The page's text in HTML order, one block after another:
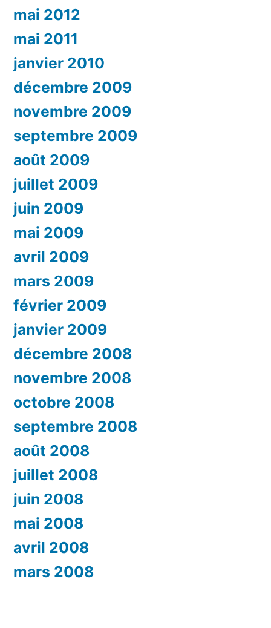
mai 2012
mai 2011
janvier 2010
décembre 2009
novembre 2009
septembre 2009
août 2009
juillet 2009
juin 2009
mai 2009
avril 2009
mars 2009
février 2009
janvier 2009
décembre 2008
novembre 2008
octobre 2008
septembre 2008
août 2008
juillet 2008
juin 2008
mai 2008
avril 2008
mars 2008